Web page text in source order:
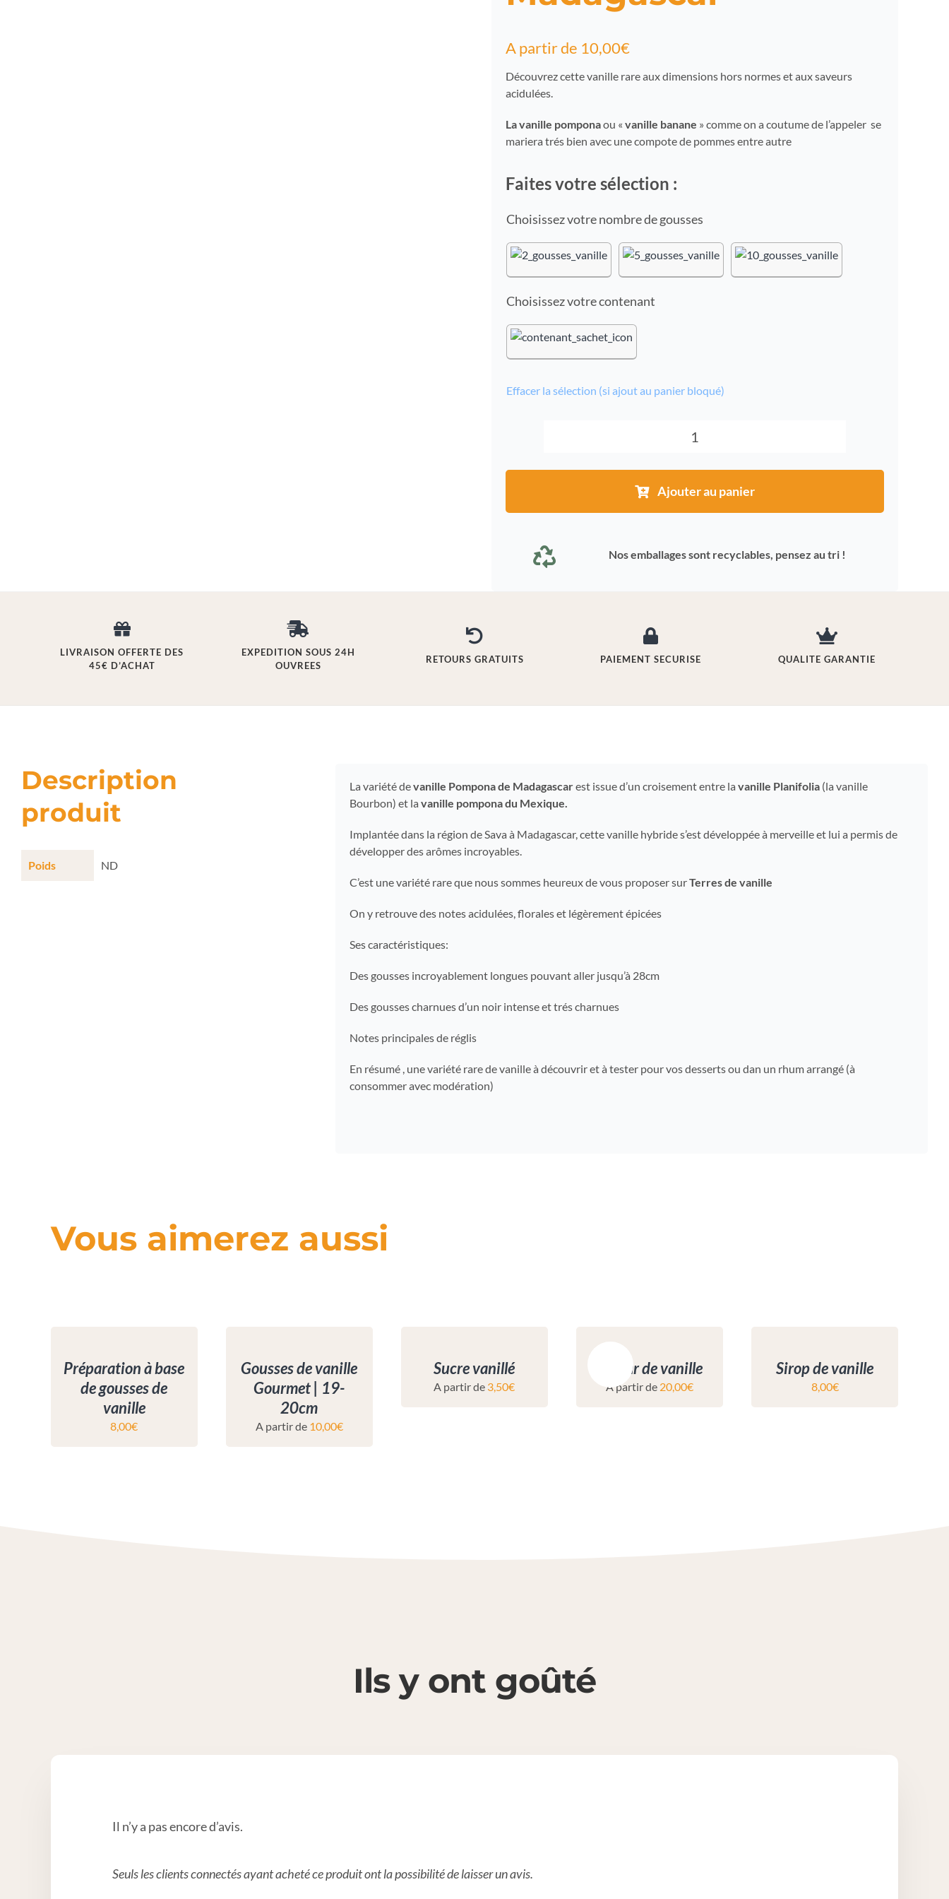
A partir de 10,00€
Découvrez cette vanille rare aux dimensions hors normes et aux saveurs
acidulées.
La vanille pomponaou « vanille banane » comme on a coutume de l’appeler se
mariera trés bien avec une compote de pommes entre autre
Faites votre sélection :
nombre de gousses
contenant
Effacer la sélection (si ajout au panier bloqué)
quantité
de
Vanille
Pompona
Madagascar
Ajouter au panier
Nos emballages sont recyclables, pensez au tri !
LIVRAISON OFFERTE DES
45€ D’ACHAT
EXPEDITION SOUS 24H
OUVREES
RETOURS GRATUITS PAIEMENT SECURISE QUALITE GARANTIE
Description
produit
Poids ND
La variété devanille Pompona de Madagascarest issue d’un croisement entre lavanille Planifolia (la vanille
Bourbon) et lavanille pompona du Mexique.
Implantée dans la région de Sava à Madagascar, cette vanille hybride s’est développée à merveille et lui a permis de
développer des arômes incroyables.
C’est une variété rare que nous sommes heureux de vous proposer surTerres de vanille
On y retrouve des notes acidulées, florales et légèrement épicées
Ses caractéristiques:
Des gousses incroyablement longues pouvant aller jusqu’à 28cm
Des gousses charnues d’un noir intense et trés charnues
Notes principales de réglis
En résumé , une variété rare de vanille à découvrir et à tester pour vos desserts ou dan un rhum arrangé (à
consommer avec modération)
Vous aimerez aussi
Préparation à base
de gousses de
vanille
8,00€
Gousses de vanille
Gourmet | 19-
20cm
A partir de 10,00€
Sucre vanillé
A partir de 3,50€
Caviar de vanille
A partir de 20,00€
Sirop de vanille
8,00€
Ils y ont goûté
Il n’y a pas encore d’avis.
Seuls les clients connectés ayant acheté ce produit ont la possibilité de laisser un avis.